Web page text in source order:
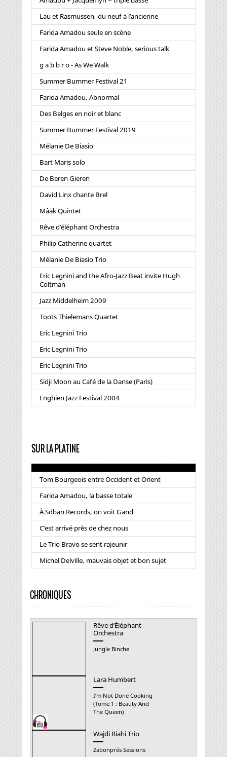
Lau et Rasmussen, du neuf à l’ancienne
Farida Amadou seule en scène
Farida Amadou et Steve Noble, serious talk
g a b b r o - As We Walk
Summer Bummer Festival 21
Farida Amadou, Abnormal
Des Belges en noir et blanc
Summer Bummer Festival 2019
Mélanie De Biasio
Bart Maris solo
De Beren Gieren
David Linx chante Brel
Mâäk Quintet
Rêve d’éléphant Orchestra
Philip Catherine quartet
Mélanie De Biasio Trio
Eric Legnini and the Afro-Jazz Beat invite Hugh
Coltman
Jazz Middelheim 2009
Toots Thielemans Quartet
Eric Legnini Trio
Eric Legnini Trio
Eric Legnini Trio
Sidji Moon au Café de la Danse (Paris)
Enghien Jazz Festival 2004
SUR LA PLATINE
Tom Bourgeois entre Occident et Orient
Farida Amadou, la basse totale
À Sdban Records, on voit Gand
C’est arrivé près de chez nous
Le Trio Bravo se sent rajeunir
Michel Delville, mauvais objet et bon sujet
CHRONIQUES
Rêve d’Éléphant
Orchestra
Jungle Binche
Lara Humbert
I’m Not Done Cooking
(Tome 1 : Beauty And
The Queen)
Wajdi Riahi Trio
Zabonprés Sessions